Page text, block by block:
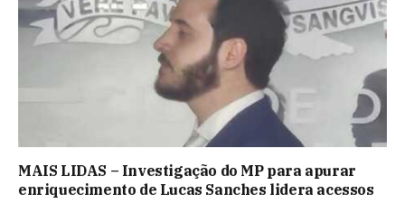
MAIS LIDAS – Investigação do MP para apurar
enriquecimento de Lucas Sanches lidera acessos